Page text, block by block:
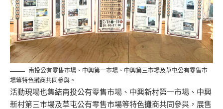
南投公有零售市場、中興第一市場、中興第三市場及草屯公有零售市
場等特色攤商共同參與。
活動現場也集結南投公有零售市場、中興新村第一市場、中興
新村第三市場及草屯公有零售市場等特色攤商共同參與， 展售